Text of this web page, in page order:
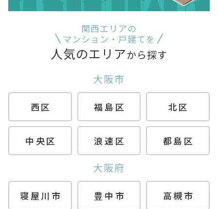
関西エリアの
マンション・戸建てを
人気のエリアから探す
大阪市
西区 福島区 北区
中央区 浪速区 都島区
大阪府
寝屋川市 豊中市 高槻市